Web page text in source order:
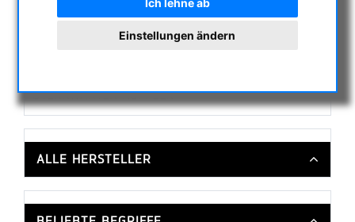
Einstellungen ändern
OPTISCHES ZUBEHÖR
MECHANISCHES ZUBEHÖR
STERNWARTEN-KUPPELN
ALLE HERSTELLER